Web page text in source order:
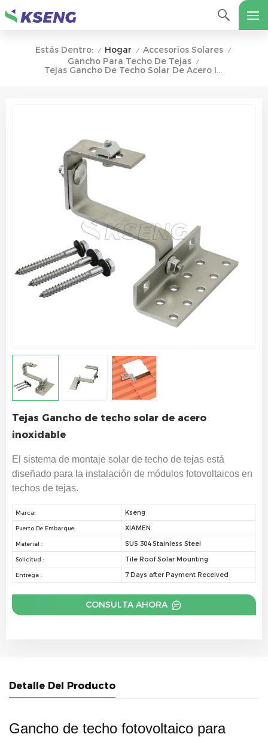
Estás Dentro: / Hogar / Accesorios Solares /
Gancho Para Techo De Tejas /
Tejas Gancho De Techo Solar De Acero Inoxidable
Tejas Gancho de techo solar de acero
inoxidable
El sistema de montaje solar de techo de tejas está
diseñado para la instalación de módulos fotovoltaicos en
techos de tejas.
Marca: Kseng
Puerto De Embarque: XIAMEN
Material : SUS 304 Stainless Steel
Solicitud : Tile Roof Solar Mounting
Entrega : 7 Days after Payment Received
CONSULTA AHORA
Detalle Del Producto
Gancho de techo fotovoltaico para